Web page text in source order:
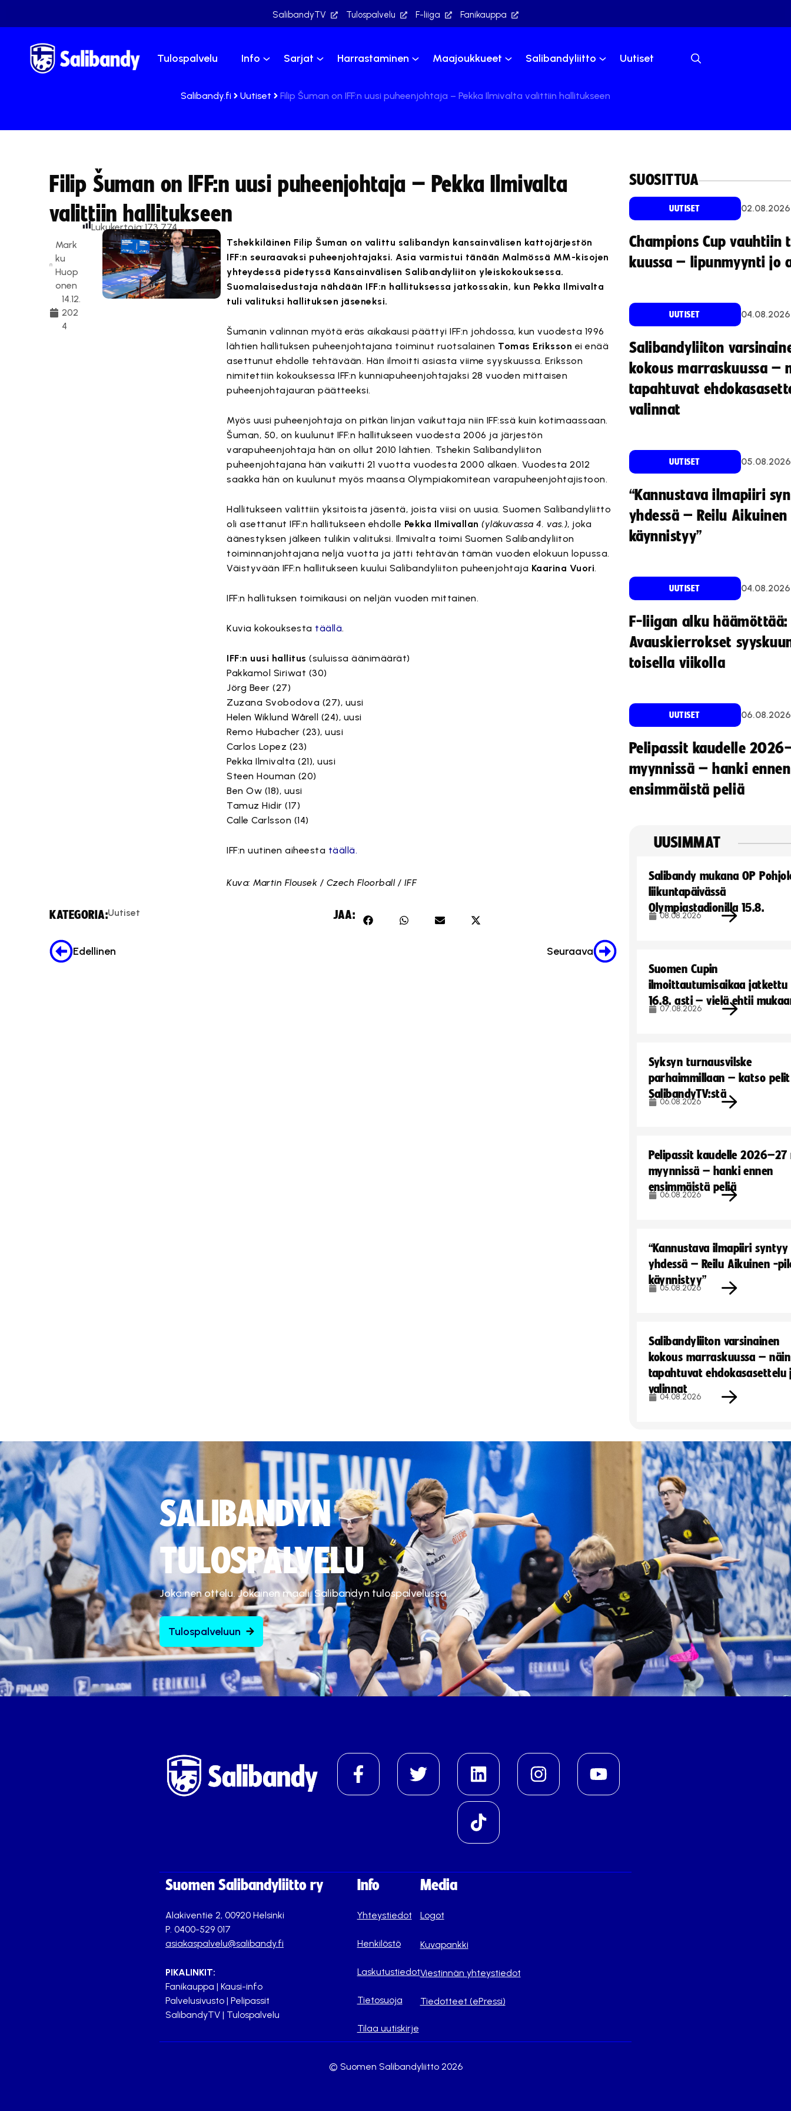
SalibandyTV Tulospalvelu F-liiga Fanikauppa
Tulospalvelu Info Sarjat Harrastaminen Maajoukkueet Salibandyliitto Uutiset
Salibandy.fi Uutiset Filip Šuman on IFF:n uusi puheenjohtaja – Pekka Ilmivalta valittiin hallitukseen
Filip Šuman on IFF:n uusi puheenjohtaja – Pekka Ilmivalta
valittiin hallitukseen
Mark
ku
Huop
onen
14.12.
202
4
Lukukertoja:173 774
Tshekkiläinen Filip Šuman on valittu salibandyn kansainvälisen kattojärjestön
IFF:n seuraavaksi puheenjohtajaksi. Asia varmistui tänään Malmössä MM-kisojen
yhteydessä pidetyssä Kansainvälisen Salibandyliiton yleiskokouksessa.
Suomalaisedustaja nähdään IFF:n hallituksessa jatkossakin, kun Pekka Ilmivalta
tuli valituksi hallituksen jäseneksi.
Šumanin valinnan myötä eräs aikakausi päättyi IFF:n johdossa, kun vuodesta 1996
lähtien hallituksen puheenjohtajana toiminut ruotsalainen Tomas Eriksson ei enää
asettunut ehdolle tehtävään. Hän ilmoitti asiasta viime syyskuussa. Eriksson
nimitettiin kokouksessa IFF:n kunniapuheenjohtajaksi 28 vuoden mittaisen
puheenjohtajauran päätteeksi.
Myös uusi puheenjohtaja on pitkän linjan vaikuttaja niin IFF:ssä kuin kotimaassaan.
Šuman, 50, on kuulunut IFF:n hallitukseen vuodesta 2006 ja järjestön
varapuheenjohtaja hän on ollut 2010 lähtien. Tshekin Salibandyliiton
puheenjohtajana hän vaikutti 21 vuotta vuodesta 2000 alkaen. Vuodesta 2012
saakka hän on kuulunut myös maansa Olympiakomitean varapuheenjohtajistoon.
Hallitukseen valittiin yksitoista jäsentä, joista viisi on uusia. Suomen Salibandyliitto
oli asettanut IFF:n hallitukseen ehdolle Pekka Ilmivallan(yläkuvassa 4. vas.), joka
äänestyksen jälkeen tulikin valituksi. Ilmivalta toimi Suomen Salibandyliiton
toiminnanjohtajana neljä vuotta ja jätti tehtävän tämän vuoden elokuun lopussa.
Väistyvään IFF:n hallitukseen kuului Salibandyliiton puheenjohtaja Kaarina Vuori.
IFF:n hallituksen toimikausi on neljän vuoden mittainen.
Kuvia kokouksesta täällä.
IFF:n uusi hallitus (suluissa äänimäärät)
Pakkamol Siriwat (30)
Jörg Beer (27)
Zuzana Svobodova (27), uusi
Helen Wiklund Wårell (24), uusi
Remo Hubacher (23), uusi
Carlos Lopez (23)
Pekka Ilmivalta (21), uusi
Steen Houman (20)
Ben Ow (18), uusi
Tamuz Hidir (17)
Calle Carlsson (14)
IFF:n uutinen aiheesta täällä.
Kuva: Martin Flousek / Czech Floorball / IFF
KATEGORIA:Uutiset JAA:
Edellinen Seuraava
SUOSITTUA
UUTISET 02.08.2026
Champions Cup vauhtiin
kuussa – lipunmyynti jo
UUTISET 04.08.2026
Salibandyliiton
kokous marraskuussa –
tapahtuvat
valinnat
UUTISET 05.08.2026
“Kannustava ilmapiiri
yhdessä – Reilu
käynnistyy”
UUTISET 04.08.2026
F-liigan alku häämöttää:
Avauskierrokset
toisella viikolla
UUTISET 06.08.2026
Pelipassit kaudelle
myynnissä – hanki ennen
ensimmäistä peliä
UUSIMMAT
Salibandy mukana OP
liikuntapäivässä
Olympiastadionilla 15.8.
08.08.2026
Suomen Cupin
ilmoittautumisaikaa jatkettu
16.8. asti – vielä ehtii
07.08.2026
Syksyn turnausvilske
parhaimmillaan – katso pelit
SalibandyTV:stä
06.08.2026
Pelipassit kaudelle
myynnissä – hanki ennen
ensimmäistä peliä
06.08.2026
“Kannustava ilmapiiri syntyy
yhdessä – Reilu Aikuinen -
käynnistyy”
05.08.2026
Salibandyliiton varsinainen
kokous marraskuussa – näin
tapahtuvat ehdokasasettelu
valinnat
04.08.2026
SALIBANDYN
TULOSPALVELU
Jokainen ottelu. Jokainen maali. Salibandyn tulospalvelussa.
Tulospalveluun
Suomen Salibandyliitto ry
Alakiventie 2, 00920 Helsinki
P. 0400-529 017
asiakaspalvelu@salibandy.fi
PIKALINKIT:
Fanikauppa | Kausi-info
Palvelusivusto | Pelipassit
SalibandyTV | Tulospalvelu
Info
Yhteystiedot
Henkilöstö
Laskutustiedot
Tietosuoja
Tilaa uutiskirje
Media
Logot
Kuvapankki
Viestinnän yhteystiedot
Tiedotteet (ePressi)
© Suomen Salibandyliitto 2026